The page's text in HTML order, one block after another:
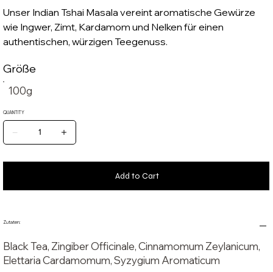
Unser Indian Tshai Masala vereint aromatische Gewürze
wie Ingwer, Zimt, Kardamom und Nelken für einen
authentischen, würzigen Teegenuss.
100g
Größe
QUANTITY
Add to Cart
Zutaten:
Black Tea, Zingiber Officinale, Cinnamomum Zeylanicum,
Elettaria Cardamomum, Syzygium Aromaticum